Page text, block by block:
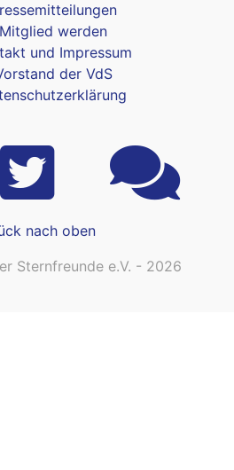
Mitglied werden
und Impressum
der VdS
nach oben
Sternfreunde e.V. - 2026